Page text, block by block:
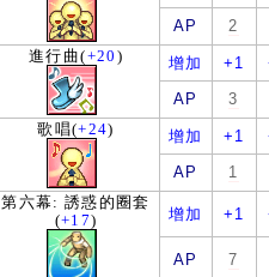
AP
2
進行曲(+20 ) 增加 +1
AP
3
歌唱(+24) 增加 +1
AP
1
第六幕: 誘惑的圈套
(+17) 增加 +1
AP 7